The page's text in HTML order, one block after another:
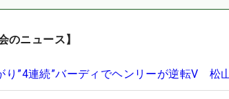
のニュース】
り”4連続”バーディでヘンリーが逆転V 松